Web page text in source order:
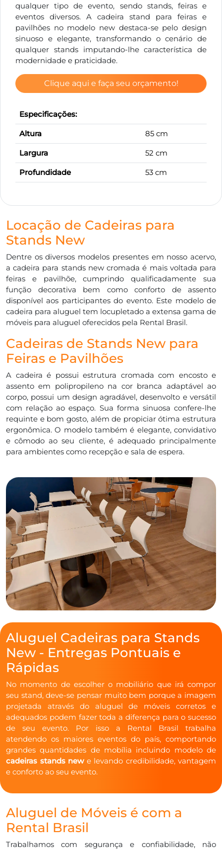
qualquer tipo de evento, sendo stands, feiras e
eventos diversos. A cadeira stand para feiras e
pavilhões no modelo new destaca-se pelo design
sinuoso e elegante, transformando o cenário de
qualquer stands imputando-lhe característica de
modernidade e praticidade.
Clique aqui e faça seu orçamento!
Especificações:
Altura 85 cm
Largura 52 cm
Profundidade 53 cm
Locação de Cadeiras para
Stands New
Dentre os diversos modelos presentes em nosso acervo,
a cadeira para stands new cromada é mais voltada para
feiras e pavilhõe, cumprindo qualificadamente sua
função decorativa bem como conforto de assento
disponível aos participantes do evento. Este modelo de
cadeira para aluguel tem locupletado a extensa gama de
móveis para aluguel oferecidos pela Rental Brasil.
Cadeiras de Stands New para
Feiras e Pavilhões
A cadeira é possui estrutura cromada com encosto e
assento em polipropileno na cor branca adaptável ao
corpo, possui um design agradável, desenvolto e versátil
com relação ao espaço. Sua forma sinuosa confere-lhe
requinte e bom gosto, além de propiciar ótima estrutura
ergonômica. O modelo também é elegante, convidativo
e cômodo ao seu cliente, é adequado principalmente
para ambientes como recepção e sala de espera.
Aluguel Cadeiras para Stands
New - Entregas Pontuais e
Rápidas
No momento de escolher o mobiliário que irá compor
seu stand, deve-se pensar muito bem porque a imagem
projetada através do aluguel de móveis corretos e
adequados podem fazer toda a diferença para o sucesso
de seu evento. Por isso a Rental Brasil trabalha
atendendo os maiores eventos do país, comportando
grandes quantidades de mobília incluindo modelo de
cadeiras stands newe levando credibilidade, vantagem
e conforto ao seu evento.
Aluguel de Móveis é com a
Rental Brasil
Trabalhamos com segurança e confiabilidade, não